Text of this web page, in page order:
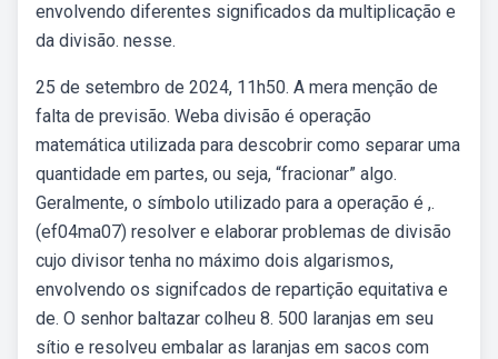
envolvendo diferentes significados da multiplicação e
da divisão. nesse.
25 de setembro de 2024, 11h50. A mera menção de
falta de previsão. Weba divisão é operação
matemática utilizada para descobrir como separar uma
quantidade em partes, ou seja, “fracionar” algo.
Geralmente, o símbolo utilizado para a operação é ,.
(ef04ma07) resolver e elaborar problemas de divisão
cujo divisor tenha no máximo dois algarismos,
envolvendo os signifcados de repartição equitativa e
de. O senhor baltazar colheu 8. 500 laranjas em seu
sítio e resolveu embalar as laranjas em sacos com